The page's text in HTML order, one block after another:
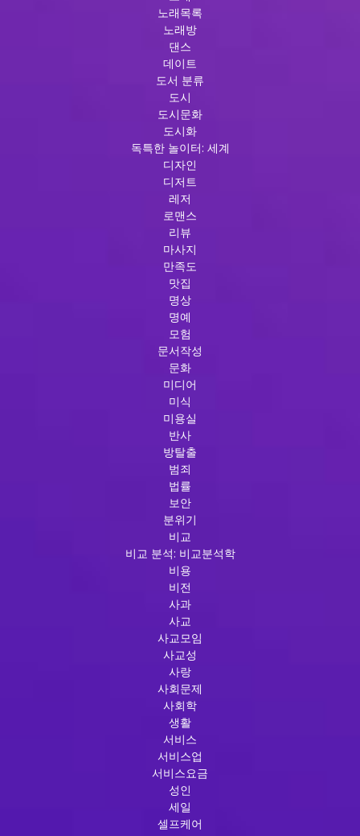
노래목록
노래방
댄스
데이트
도서 분류
도시
도시문화
도시화
독특한 놀이터: 세계
디자인
디저트
레저
로맨스
리뷰
마사지
만족도
맛집
명상
명예
모험
문서작성
문화
미디어
미식
미용실
반사
방탈출
범죄
법률
보안
분위기
비교
비교 분석: 비교분석학
비용
비전
사과
사교
사교모임
사교성
사랑
사회문제
사회학
생활
서비스
서비스업
서비스요금
성인
세일
셀프케어